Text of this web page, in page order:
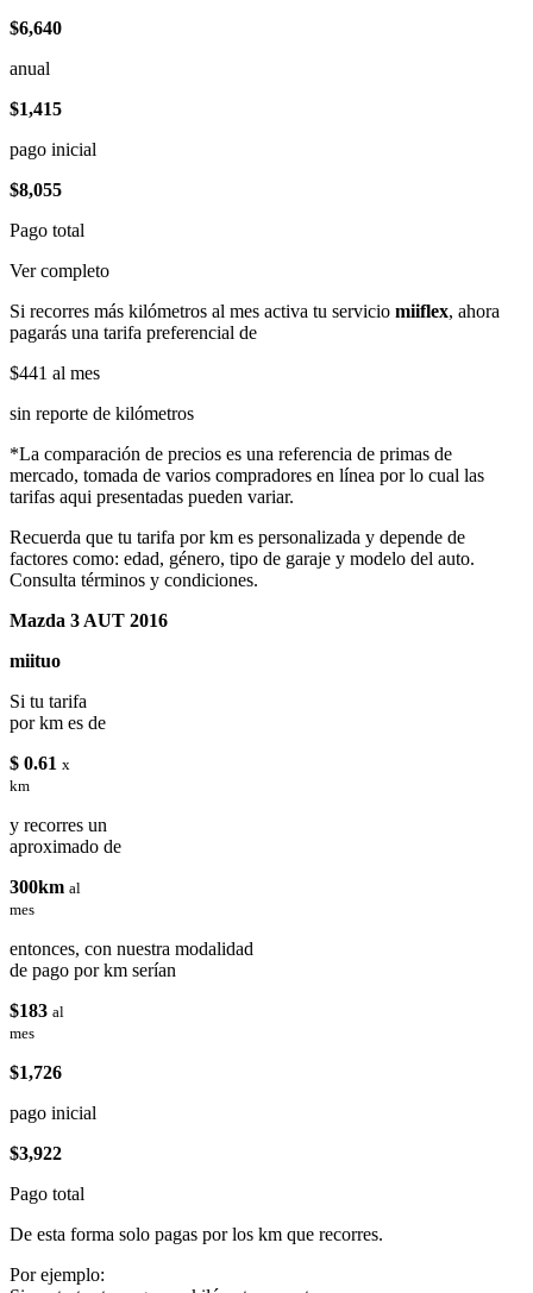
$6,640
anual
$1,415
pago inicial
$8,055
Pago total
Ver completo
Si recorres más kilómetros al mes activa tu servicio miiflex, ahora
pagarás una tarifa preferencial de
$441 al mes
sin reporte de kilómetros
*La comparación de precios es una referencia de primas de
mercado, tomada de varios compradores en línea por lo cual las
tarifas aqui presentadas pueden variar.
Recuerda que tu tarifa por km es personalizada y depende de
factores como: edad, género, tipo de garaje y modelo del auto.
Consulta términos y condiciones.
Mazda 3 AUT 2016
miituo
Si tu tarifa
por km es de
$ 0.61 x
km
y recorres un
aproximado de
300km al
mes
entonces, con nuestra modalidad
de pago por km serían
$183 al
mes
$1,726
pago inicial
$3,922
Pago total
De esta forma solo pagas por los km que recorres.
Por ejemplo: